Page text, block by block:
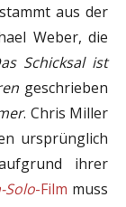
stammt aus der
Weber, die
Schicksal ist
geschrieben
. Chris Miller
ursprünglich
ihrer
Solo-Film muss